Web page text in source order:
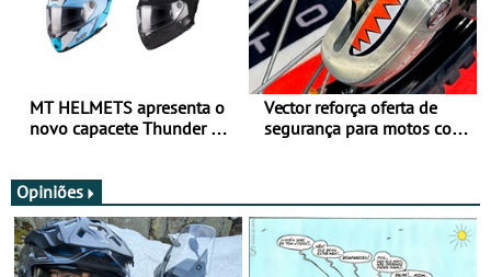
MT HELMETS apresenta o
novo capacete Thunder 4 R
Vector reforça oferta de
segurança para motos com
Opiniões